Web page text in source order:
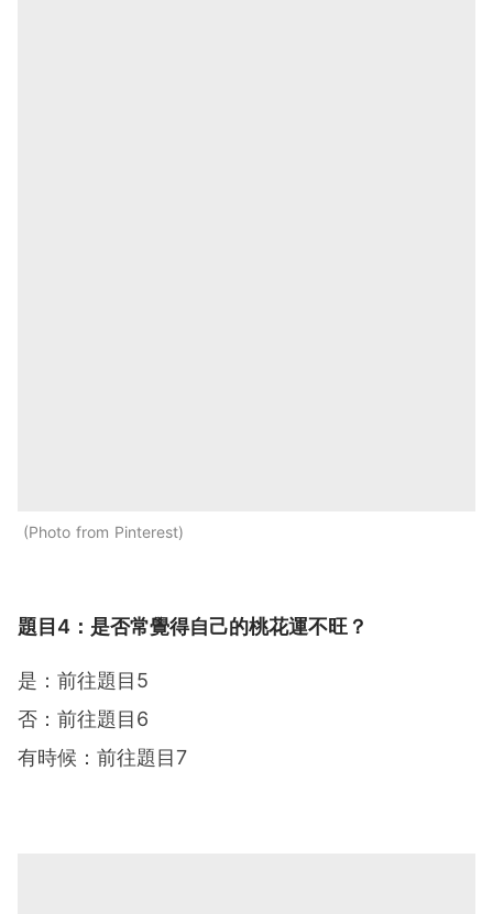
Photo from Pinterest
題目4：是否常覺得自己的桃花運不旺？
是：前往題目5
否：前往題目6
有時候：前往題目7